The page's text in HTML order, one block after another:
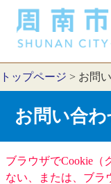
トップページ > お問
お問い合わ
ブラウザでCookie（
ない、または、ブラ